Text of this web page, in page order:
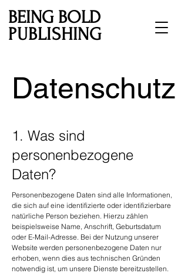
BEING BOLD
PUBLISHING
Datenschutz
1. Was sind
personenbezogene
Daten?
Personenbezogene Daten sind alle Informationen,
die sich auf eine identifizierte oder identifizierbare
natürliche Person beziehen. Hierzu zählen
beispielsweise Name, Anschrift, Geburtsdatum
oder E-Mail-Adresse. Bei der Nutzung unserer
Website werden personenbezogene Daten nur
erhoben, wenn dies aus technischen Gründen
notwendig ist, um unsere Dienste bereitzustellen.